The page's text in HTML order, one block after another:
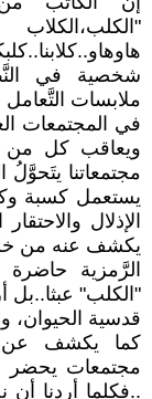
"الكلب،الكلاب
شخصية في
ملابسات
في المجتمعات
ويعاقب كل من
مجتمعاتنا يتَحوَّلُ
يستعمل كسبة
الإذلال
يكشف عنه من خلال
الرَّمزية
"الكلب" عبثا..بل
قدسية الحيوان،
كما يكشف عن
مجتمعات يحضر
..فكلما أردنا أن